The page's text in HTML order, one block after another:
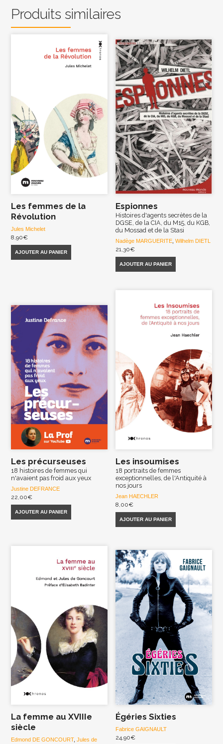
Produits similaires
Les femmes de la
Révolution
Jules Michelet
8,90€
AJOUTER AU PANIER
Espionnes
Histoires d'agents secrètes de la
DGSE, de la CIA, du M15, du KGB,
du Mossad et de la Stasi
Nadège MARGUERITE,Wilhelm DIETL
21,30€
AJOUTER AU PANIER
Les précurseuses
18 histoires de femmes qui
n'avaient pas froid aux yeux
Justine DEFRANCE
22,00€
AJOUTER AU PANIER
Les insoumises
18 portraits de femmes
exceptionnelles, de l'Antiquité à
nos jours
Jean HAECHLER
8,00€
AJOUTER AU PANIER
La femme au XVIIIe
siècle
Edmond DE GONCOURT,Jules de
Égéries Sixties
Fabrice GAIGNAULT
24,90€